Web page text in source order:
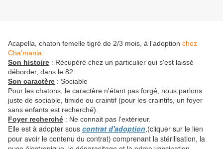
Acapella, chaton femelle tigré de 2/3 mois, à l'adoption chez
Cha'mania
Son histoire : Récupéré chez un particulier qui s'est laissé
déborder, dans le 82
Son caractère : Sociable
Pour les chatons, le caractère n'étant pas forgé, nous parlons
juste de sociable, timide ou craintif (pour les craintifs, un foyer
sans enfants est recherché).
Foyer recherché : Ne connait pas l'extérieur.
Elle est à adopter sous contrat d'adoption,(cliquer sur le lien
pour avoir le contenu du contrat) comprenant la stérilisation, la